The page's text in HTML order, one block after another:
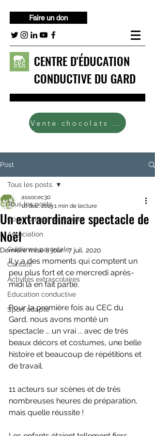
Faire un don
CENTRE D'ÉDUCATION
CONDUCTIVE DU GARD
Vente chocolats 2024
Post
Tous les posts
Communiqué de Presse
Association
Guidance parentale
Caritatif
Activités extrascolaires
Education conductive
Sport adapté
Tous les posts
Un extraordinaire spectacle de
Noël
assocec30
16 déc. 20191 min de lecture
Dernière mise à jour :7 juil. 2020
Il y a des moments qui comptent un
peu plus fort et ce mercredi après-
midi là en fait partie.
Pour la première fois au CEC du
Gard, nous avons monté un
spectacle ... un vrai ... avec de très
beaux décors et costumes, une belle
histoire et beaucoup de répétitions et
de travail.
11 acteurs sur scènes et de très
nombreuses heures de préparation,
mais quelle réussite !